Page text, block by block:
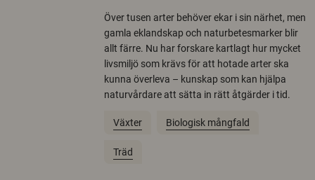
Över tusen arter behöver ekar i sin närhet, men
gamla eklandskap och naturbetesmarker blir
allt färre. Nu har forskare kartlagt hur mycket
livsmiljö som krävs för att hotade arter ska
kunna överleva – kunskap som kan hjälpa
naturvårdare att sätta in rätt åtgärder i tid.
Växter Biologisk mångfald
Träd